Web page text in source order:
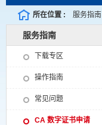
所在位置 : 服务指南
服务指南
下载专区
操作指南
常见问题
CA 数字证书申请